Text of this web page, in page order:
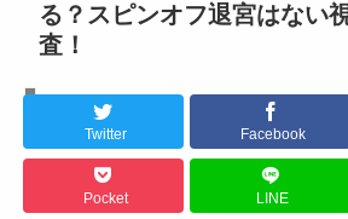
る？スピンオフ退宮はない
査！
Twitter Facebook
Pocket LINE